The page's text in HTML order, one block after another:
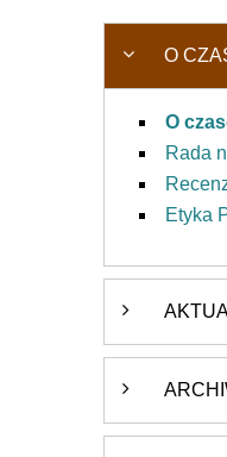
O
O
Rada
Etyka